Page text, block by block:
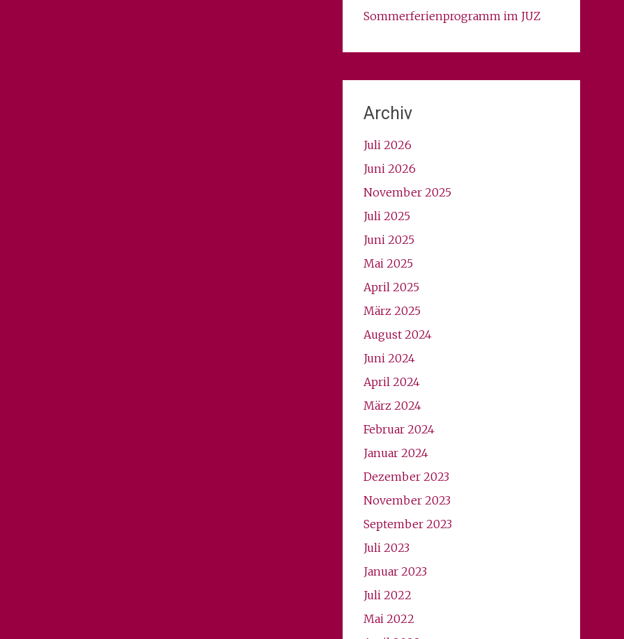
Sommerferienprogramm im JUZ
Archiv
Juli 2026
Juni 2026
November 2025
Juli 2025
Juni 2025
Mai 2025
April 2025
März 2025
August 2024
Juni 2024
April 2024
März 2024
Februar 2024
Januar 2024
Dezember 2023
November 2023
September 2023
Juli 2023
Januar 2023
Juli 2022
Mai 2022